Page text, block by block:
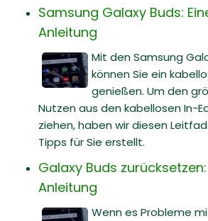
Samsung Galaxy Buds:
Anleitung
Mit den Samsung
können Sie ein
genießen. Um den
Nutzen aus den kabellosen In-
ziehen, haben wir diesen
Tipps für Sie erstellt.
Galaxy Buds
Anleitung
Wenn es Probleme